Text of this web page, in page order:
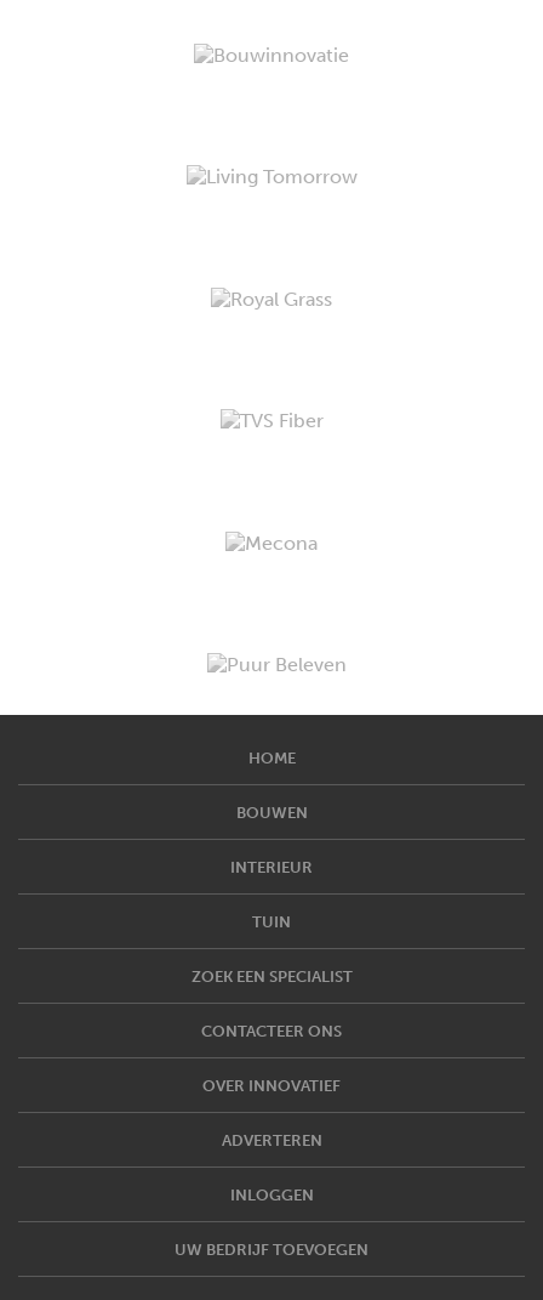
HOME
BOUWEN
INTERIEUR
TUIN
ZOEK EEN SPECIALIST
CONTACTEER ONS
OVER INNOVATIEF
ADVERTEREN
INLOGGEN
UW BEDRIJF TOEVOEGEN